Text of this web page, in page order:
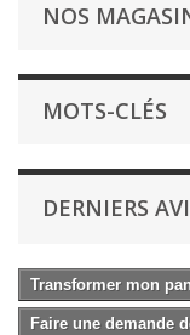
NOS
MOTS-CLÉS
DERNIERS
Transformer mon
Faire une demande